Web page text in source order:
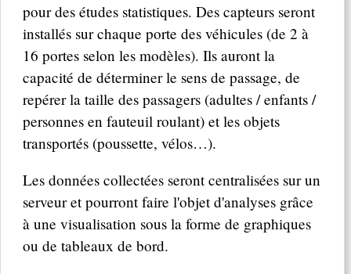
pour des études statistiques. Des capteurs seront
installés sur chaque porte des véhicules (de 2 à
16 portes selon les modèles). Ils auront la
capacité de déterminer le sens de passage, de
repérer la taille des passagers (adultes / enfants /
personnes en fauteuil roulant) et les objets
transportés (poussette, vélos…).
Les données collectées seront centralisées sur un
serveur et pourront faire l'objet d'analyses grâce
à une visualisation sous la forme de graphiques
ou de tableaux de bord.